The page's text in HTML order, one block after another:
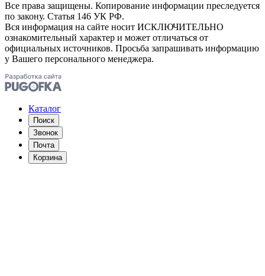
Все права защищены. Копирование информации преследуется
по закону. Статья 146 УК РФ.
Вся информация на сайте носит ИСКЛЮЧИТЕЛЬНО
ознакомительный характер и может отличаться от
официальных источников. Просьба запрашивать информацию
у Вашего персонального менеджера.
Каталог
Поиск
Звонок
Почта
Корзина